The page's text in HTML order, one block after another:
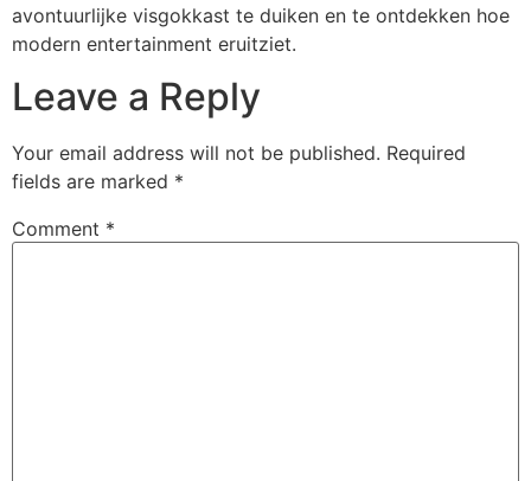
avontuurlijke visgokkast te duiken en te ontdekken hoe
modern entertainment eruitziet.
Leave a Reply
Your email address will not be published. Required
fields are marked *
Comment *